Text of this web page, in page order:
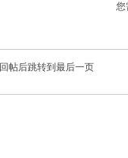
您
回帖后跳转到最后一页